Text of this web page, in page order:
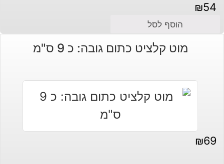
₪54
הוסף לסל
מוט קלציט כתום גובה: כ 9 ס"מ
₪69